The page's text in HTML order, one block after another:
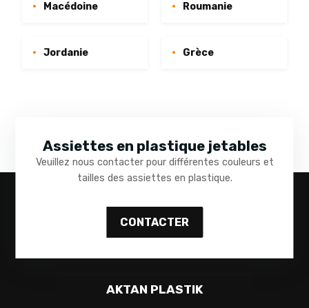
Macédoine Roumanie
Jordanie Grèce
Assiettes en plastique jetables
Veuillez nous contacter pour différentes couleurs et
tailles des assiettes en plastique.
CONTACTER
AKTAN PLASTIK